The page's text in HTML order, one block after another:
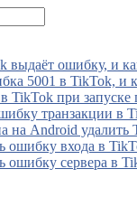
выдаёт ошибку, и
5001 в TikTok, и
TikTok при запуске
транзакции в
на Android удалить
ошибку входа в
ошибку сервера в